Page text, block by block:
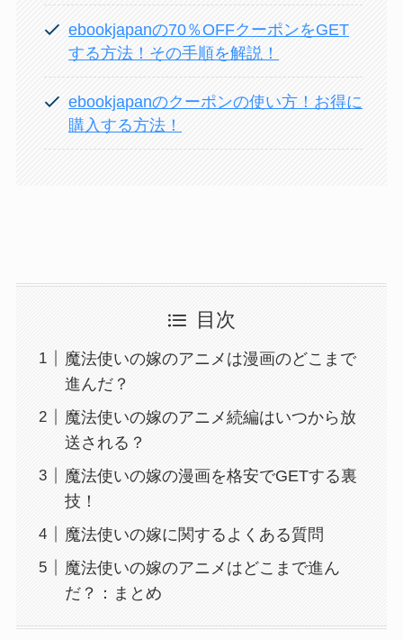
ebookjapanの70％OFFクーポンをGET
する方法！その手順を解説！
ebookjapanのクーポンの使い方！お得に
購入する方法！
目次
魔法使いの嫁のアニメは漫画のどこまで
進んだ？
魔法使いの嫁のアニメ続編はいつから放
送される？
魔法使いの嫁の漫画を格安でGETする裏
技！
魔法使いの嫁に関するよくある質問
魔法使いの嫁のアニメはどこまで進ん
だ？：まとめ